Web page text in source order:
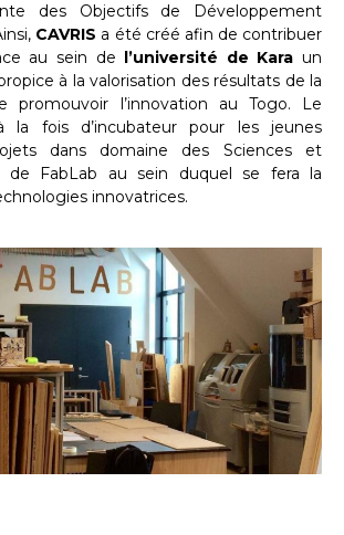
des Objectifs de Développement
CAVRIS a été créé afin de contribuer
au sein de
l’université de Kara un
à la valorisation des résultats de la
promouvoir l’innovation au Togo. Le
la fois d’incubateur pour les jeunes
dans domaine des Sciences et
de FabLab au sein duquel se fera la
innovatrices.